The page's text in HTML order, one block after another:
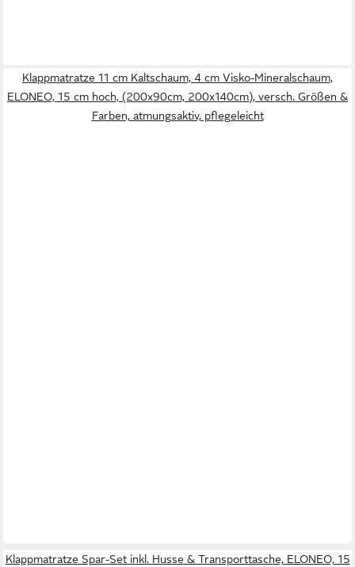
Klappmatratze 11 cm Kaltschaum, 4 cm Visko-Mineralschaum,
ELONEO, 15 cm hoch, (200x90cm, 200x140cm), versch. Größen &
Farben, atmungsaktiv, pflegeleicht
Klappmatratze Spar-Set inkl. Husse & Transporttasche, ELONEO, 15